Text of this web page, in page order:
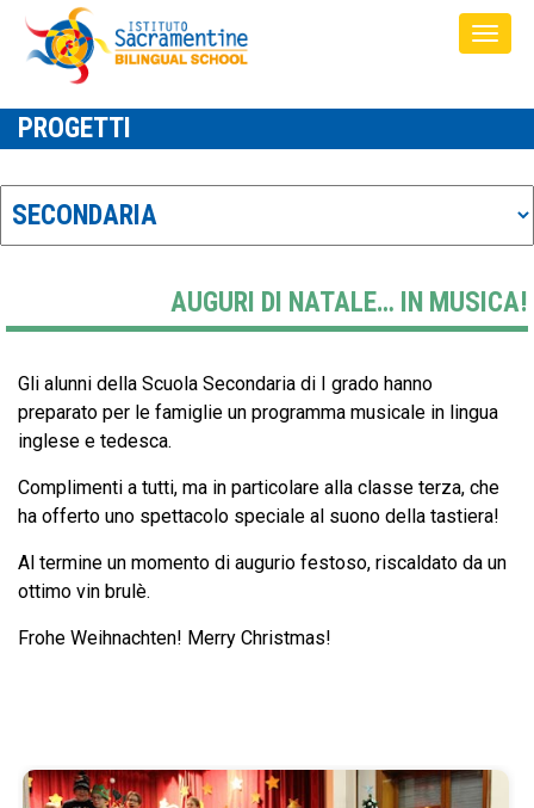
PROGETTI
AUGURI DI NATALE… IN MUSICA!
Gli alunni della Scuola Secondaria di I grado hanno
preparato per le famiglie un programma musicale in lingua
inglese e tedesca.
Complimenti a tutti, ma in particolare alla classe terza, che
ha offerto uno spettacolo speciale al suono della tastiera!
Al termine un momento di augurio festoso, riscaldato da un
ottimo vin brulè.
Frohe Weihnachten! Merry Christmas!